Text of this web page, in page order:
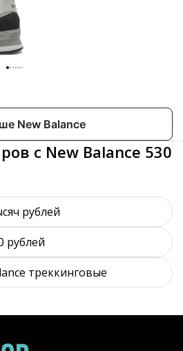
New Balance
с New Balance 530
рублей
рублей
треккинговые